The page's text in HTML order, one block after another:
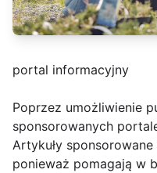
portal informacyjny
Poprzez umożliwienie
sponsorowanych
Artykuły
ponieważ pomagają w